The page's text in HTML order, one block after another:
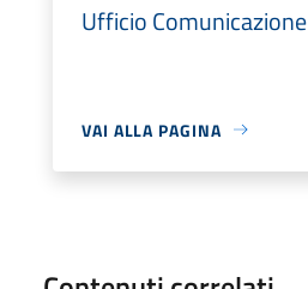
Ufficio Comunicazione
VAI ALLA PAGINA